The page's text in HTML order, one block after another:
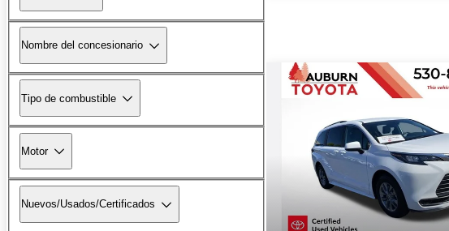
Nombre del concesionario
Tipo de combustible
Motor
Nuevos/Usados/Certificados